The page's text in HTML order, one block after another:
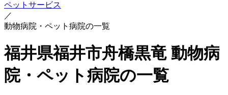
ペットサービス
／
動物病院・ペット病院の一覧
福井県福井市舟橋黒竜 動物病
院・ペット病院の一覧